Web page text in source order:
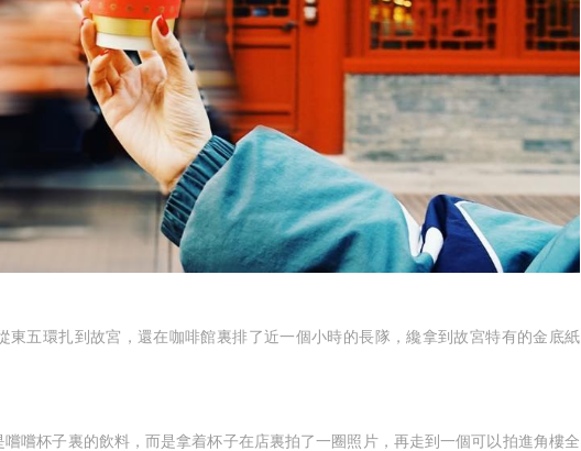
五環扎到故宮，還在咖啡館裏排了近一個小時的長隊，纔拿到故宮特有的金底紙
杯子裏的飲料，而是拿着杯子在店裏拍了一圈照片，再走到一個可以拍進角樓全